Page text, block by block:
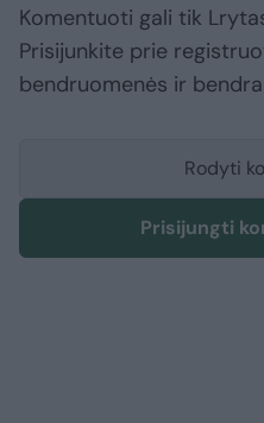
Komentuoti gali tik
Prisijunkite prie
bendruomenės ir
Rodyti
Prisijungti